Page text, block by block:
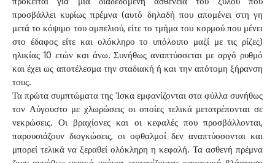
προσβάλλει κυρίως πρέμνα (αυτό δηλαδή που απομένει στη γη
μετά το κόψιμο του αμπελιού, είτε το τμήμα του κορμού που μένει
στο έδαφος είτε και ολόκληρο το υπόλοιπο μαζί με τις ρίζες)
ηλικίας 10 ετών και άνω. Συνήθως αναπτύσσεται με αργό ρυθμό
και έχει ως αποτέλεσμα την σταδιακή ή και την απότομη ξήρανση
τους.
Τα πρώτα συμπτώματα της Ίσκα εμφανίζονται στα φύλλα συνήθως
τον Αύγουστο με χλωρώσεις οι οποίες τελικά μετατρέπονται σε
νεκρώσεις. Οι βραχίονες και οι κεφαλές που προσβάλλονται,
παρουσιάζουν διογκώσεις, οι οφθαλμοί δεν αναπτύσσονται και
μπορεί τελικά να ξεραθεί ολόκληρη η κεφαλή. Τα ασθενή πρέμνα